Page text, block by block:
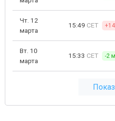
Чт. 12
марта
15:49 CET
Вт. 10
марта
15:33 CET -2